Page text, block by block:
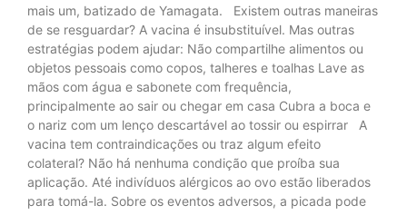
mais um, batizado de Yamagata. Existem outras maneiras
de se resguardar? A vacina é insubstituível. Mas outras
estratégias podem ajudar: Não compartilhe alimentos ou
objetos pessoais como copos, talheres e toalhas Lave as
mãos com água e sabonete com frequência,
principalmente ao sair ou chegar em casa Cubra a boca e
o nariz com um lenço descartável ao tossir ou espirrar A
vacina tem contraindicações ou traz algum efeito
colateral? Não há nenhuma condição que proíba sua
aplicação. Até indivíduos alérgicos ao ovo estão liberados
para tomá-la. Sobre os eventos adversos, a picada pode